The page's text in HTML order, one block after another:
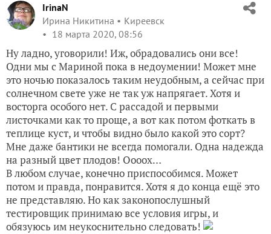
IrinaN
Ирина Никитина
Киреевск
18 марта 2020, 08:56
Ну ладно, уговорили! Иж, обрадовались они все!
Одни мы с Мариной пока в недоумении! Может мне
это ночью показалось таким неудобным, а сейчас при
солнечном свете уже не так уж напрягает. Хотя и
восторга особого нет. С рассадой и первыми
листочками как то проще, а вот как потом фоткать в
теплице куст, и чтобы видно было какой это сорт?
Мне даже бантики не всегда помогали. Одна надежда
на разный цвет плодов! Оооох…
В любом случае, конечно приспособимся. Может
потом и правда, понравится. Хотя я до конца ещё это
не представляю. Но как законопослушный
тестировщик принимаю все условия игры, и
обязуюсь им неукоснительно следовать!